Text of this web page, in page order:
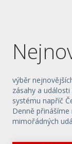
výběr
zásahy a
systému napříč
Denně přinášíme
mimořádných